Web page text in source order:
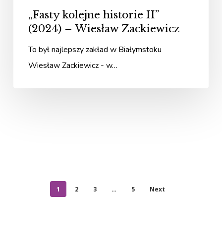
„Fasty kolejne historie II”
(2024) – Wiesław Zackiewicz
To był najlepszy zakład w Białymstoku
Wiesław Zackiewicz - w…
1 2 3 … 5 Next